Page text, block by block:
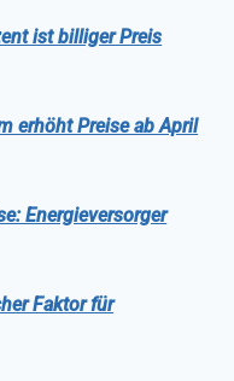
ist billiger Preis
erhöht Preise ab April
Energieversorger
Faktor für